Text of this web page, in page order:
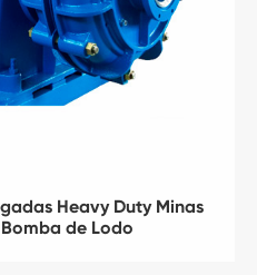
Heavy Duty Minas
de Lodo